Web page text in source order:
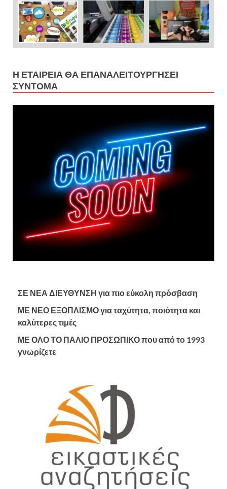
Η ΕΤΑΙΡΕΊΑ ΘΑ ΕΠΑΝΑΛΕΙΤΟΥΡΓΉΣΕΙ
ΣΎΝΤΟΜΑ
ΣΕ ΝΕΑ ΔΙΕΥΘΥΝΣΗ για πιο εύκολη πρόσβαση
ΜΕ ΝΕΟ ΕΞΟΠΛΙΣΜΟ για ταχύτητα, ποιότητα και
καλύτερες τιμές
ΜΕ ΟΛΟ ΤΟ ΠΑΛΙΟ ΠΡΟΣΩΠΙΚΟ που από το 1993
γνωρίζετε